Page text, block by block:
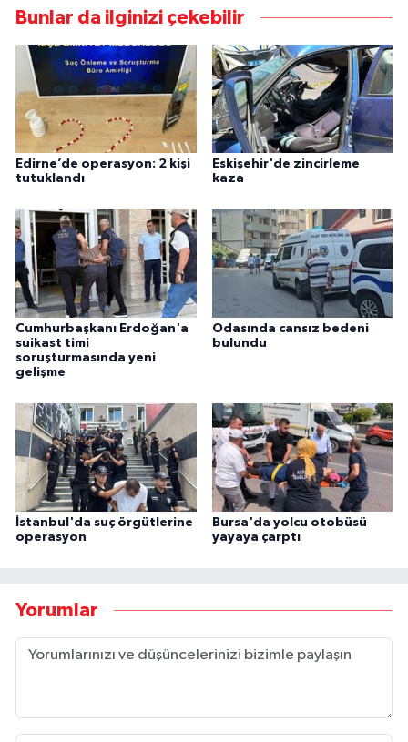
Bunlar da ilginizi çekebilir
Edirne’de operasyon: 2 kişi
tutuklandı
Eskişehir'de zincirleme
kaza
Cumhurbaşkanı Erdoğan'a
suikast timi
soruşturmasında yeni
gelişme
Odasında cansız bedeni
bulundu
İstanbul'da suç örgütlerine
operasyon
Bursa'da yolcu otobüsü
yayaya çarptı
Yorumlar